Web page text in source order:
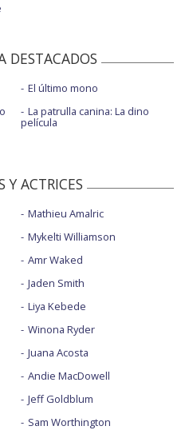
DESTACADOS
El último mono
La patrulla canina: La dino
película
Y ACTRICES
Mathieu Amalric
Mykelti Williamson
Amr Waked
Jaden Smith
Liya Kebede
Winona Ryder
Juana Acosta
Andie MacDowell
Jeff Goldblum
Sam Worthington